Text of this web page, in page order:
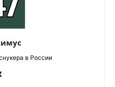
в России